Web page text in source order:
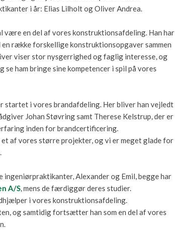
i år: Elias Lilholt og Oliver Andrea.
en del af vores konstruktionsafdeling. Han har
række forskellige konstruktionsopgaver sammen
viser stor nysgerrighed og faglig interesse, og
ham bringe sine kompetencer i spil på vores
i vores brandafdeling. Her bliver han vejledt
Johan Støvring samt Therese Kelstrup, der er
inden for brandcertificering.
af vores større projekter, og vi er meget glade for
ingeniørpraktikanter, Alexander og Emil, begge har
A/S, mens de færdiggør deres studier.
i vores konstruktionsafdeling.
og samtidig fortsætter han som en del af vores